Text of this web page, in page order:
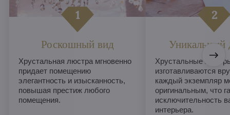
Роскошный вид
Хрустальная люстра мгновенно
придает помещению
элегантность и изысканность,
повышая престиж любого
помещения.
Уникальный
Хрустальные
изготавливаются
каждый экземпляр
оригинальным, что
исключительность
интерьера.